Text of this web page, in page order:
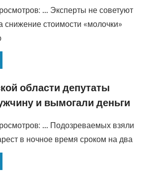
… Эксперты не советуют
снижение стоимости «молочки»
области депутаты
и вымогали деньги
… Подозреваемых взяли
в ночное время сроком на два